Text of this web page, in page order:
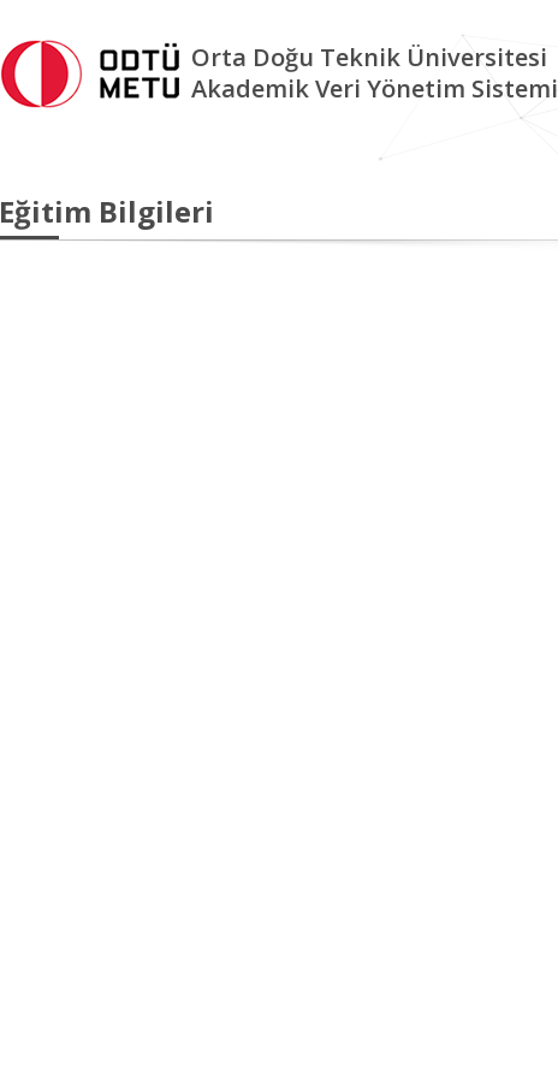
Orta Doğu Teknik Üniversitesi
Akademik Veri Yönetim Sistemi
Eğitim Bilgileri